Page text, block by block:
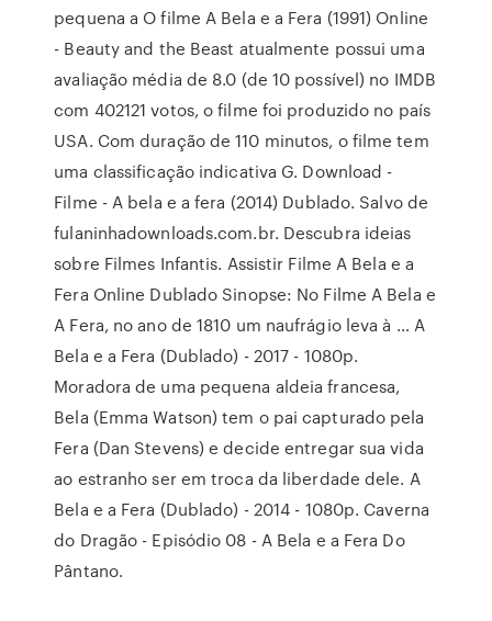
pequena a O filme A Bela e a Fera (1991) Online
- Beauty and the Beast atualmente possui uma
avaliação média de 8.0 (de 10 possível) no IMDB
com 402121 votos, o filme foi produzido no país
USA. Com duração de 110 minutos, o filme tem
uma classificação indicativa G. Download -
Filme - A bela e a fera (2014) Dublado. Salvo de
fulaninhadownloads.com.br. Descubra ideias
sobre Filmes Infantis. Assistir Filme A Bela e a
Fera Online Dublado Sinopse: No Filme A Bela e
A Fera, no ano de 1810 um naufrágio leva à … A
Bela e a Fera (Dublado) - 2017 - 1080p.
Moradora de uma pequena aldeia francesa,
Bela (Emma Watson) tem o pai capturado pela
Fera (Dan Stevens) e decide entregar sua vida
ao estranho ser em troca da liberdade dele. A
Bela e a Fera (Dublado) - 2014 - 1080p. Caverna
do Dragão - Episódio 08 - A Bela e a Fera Do
Pântano.